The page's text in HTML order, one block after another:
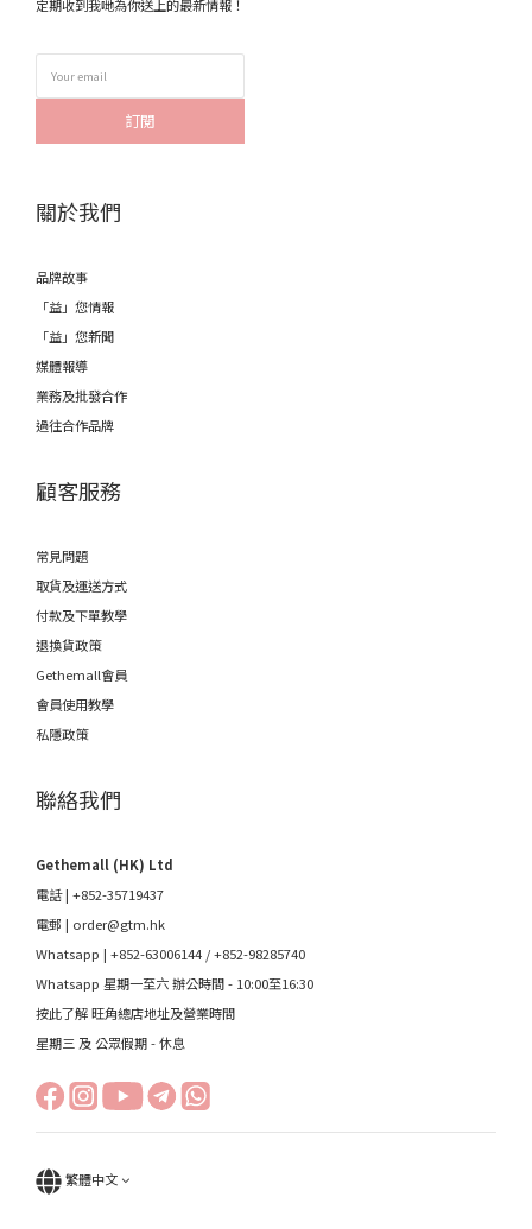
定期收到我哋為你送上的最新情報！
訂閱
關於我們
品牌故事
「益」您情報
「益」您新聞
媒體報導
業務及批發合作
過往合作品牌
顧客服務
常見問題
取貨及運送方式
付款及下單教學
退換貨政策
Gethemall會員
會員使用教學
私隱政策
聯絡我們
Gethemall (HK) Ltd
電話 | +852-35719437
電郵 | order@gtm.hk
Whatsapp | +852-63006144 /+852-98285740
Whatsapp 星期一至六 辦公時間 - 10:00至16:30
按此了解 旺角總店地址及營業時間
星期三 及 公眾假期 - 休息
繁體中文